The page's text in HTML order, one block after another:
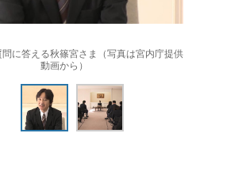
に答える秋篠宮さま（写真は宮内庁提供
動画から）